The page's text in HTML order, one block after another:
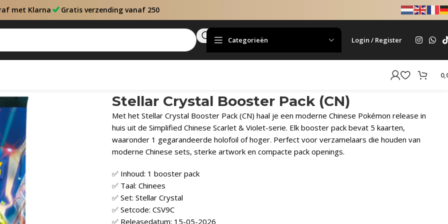
met Klarna Gratis verzending vanaf 250
Categorieën Login / Register
Stellar Crystal Booster Pack (CN)
Met het Stellar Crystal Booster Pack (CN) haal je een moderne Chinese Pokémon release in
huis uit de Simplified Chinese Scarlet & Violet-serie. Elk booster pack bevat 5 kaarten,
waaronder 1 gegarandeerde holofoil of hoger. Perfect voor verzamelaars die houden van
moderne Chinese sets, sterke artwork en compacte pack openings.
✅ Inhoud: 1 booster pack
✅ Taal: Chinees
✅ Set: Stellar Crystal
✅ Setcode: CSV9C
✅ Releasedatum: 15-05-2026